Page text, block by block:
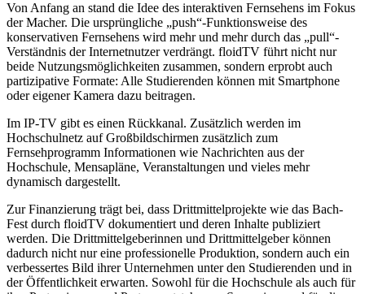
Von Anfang an stand die Idee des interaktiven Fernsehens im Fokus
der Macher. Die ursprüngliche „push“-Funktionsweise des
konservativen Fernsehens wird mehr und mehr durch das „pull“-
Verständnis der Internetnutzer verdrängt. floidTV führt nicht nur
beide Nutzungsmöglichkeiten zusammen, sondern erprobt auch
partizipative Formate: Alle Studierenden können mit Smartphone
oder eigener Kamera dazu beitragen.
Im IP-TV gibt es einen Rückkanal. Zusätzlich werden im
Hochschulnetz auf Großbildschirmen zusätzlich zum
Fernsehprogramm Informationen wie Nachrichten aus der
Hochschule, Mensapläne, Veranstaltungen und vieles mehr
dynamisch dargestellt.
Zur Finanzierung trägt bei, dass Drittmittelprojekte wie das Bach-
Fest durch floidTV dokumentiert und deren Inhalte publiziert
werden. Die Drittmittelgeberinnen und Drittmittelgeber können
dadurch nicht nur eine professionelle Produktion, sondern auch ein
verbessertes Bild ihrer Unternehmen unter den Studierenden und in
der Öffentlichkeit erwarten. Sowohl für die Hochschule als auch für